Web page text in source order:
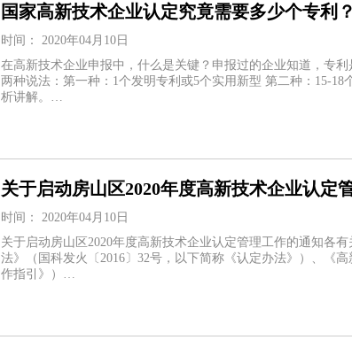
国家高新技术企业认定究竟需要多少个专利？
时间： 2020年04月10日
在高新技术企业申报中，什么是关键？申报过的企业知道，专
两种说法：第一种：1个发明专利或5个实用新型 第二种：15-
析讲解。…
关于启动房山区2020年度高新技术企业认定
时间： 2020年04月10日
关于启动房山区2020年度高新技术企业认定管理工作的通知各
法》（国科发火〔2016〕32号，以下简称《认定办法》）、《
作指引》）…